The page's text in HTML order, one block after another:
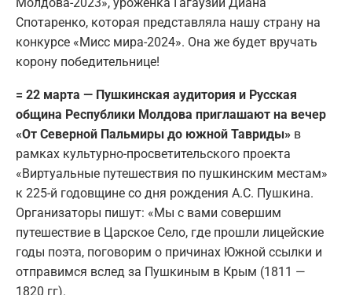
Спотаренко, которая представляла нашу страну на
конкурсе «Мисс мира-2024». Она же будет вручать
корону победительнице!
= 22 марта — Пушкинская аудитория и Русская
община Республики Молдова приглашают на вечер
«От Северной Пальмиры до южной Тавриды» в
рамках культурно-просветительского проекта
«Виртуальные путешествия по пушкинским местам»
к 225-й годовщине со дня рождения А.С. Пушкина.
Организаторы пишут: «Мы с вами совершим
путешествие в Царское Село, где прошли лицейские
годы поэта, поговорим о причинах Южной ссылки и
отправимся вслед за Пушкиным в Крым (1811 —
1820 гг).